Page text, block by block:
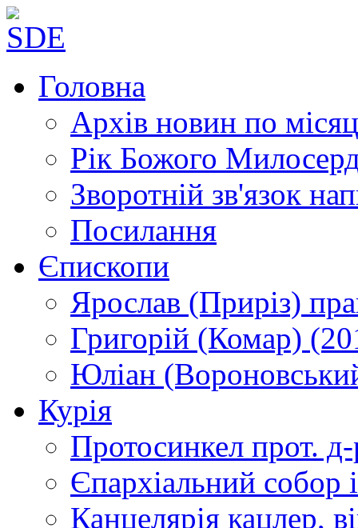
Головна
Архів новин по
Рік Божого
Зворотній зв'язок
Посилання
Єпископи
Ярослав (Приріз)
Григорій (Комар)
Юліан
Курія
Протосинкел прот.
Єпархіальний собор
Канцелярія кацлер,